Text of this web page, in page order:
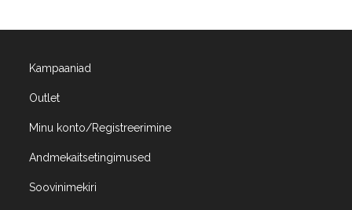
Kampaaniad
Outlet
Minu konto/Registreerimine
Andmekaitsetingimused
Soovinimekiri